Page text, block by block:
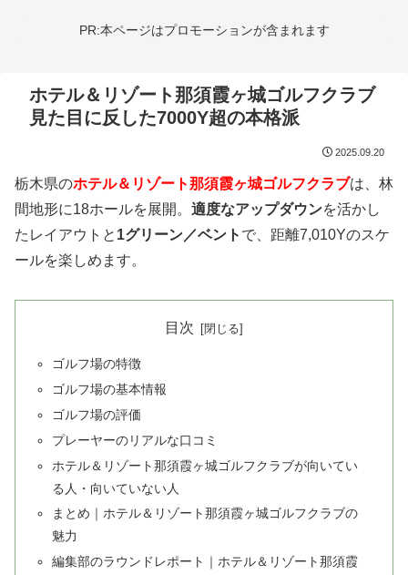
PR:本ページはプロモーションが含まれます
ホテル＆リゾート那須霞ヶ城ゴルフクラブ
見た目に反した7000Y超の本格派
2025.09.20
栃木県のホテル＆リゾート那須霞ヶ城ゴルフクラブは、林
間地形に18ホールを展開。 適度なアップダウンを活かし
たレイアウトと 1グリーン／ベント で、距離7,010Yのスケ
ールを楽しめます。
目次
ゴルフ場の特徴
ゴルフ場の基本情報
ゴルフ場の評価
プレーヤーのリアルな口コミ
ホテル＆リゾート那須霞ヶ城ゴルフクラブが向いてい
る人・向いていない人
まとめ｜ホテル＆リゾート那須霞ヶ城ゴルフクラブの
魅力
編集部のラウンドレポート｜ホテル＆リゾート那須霞